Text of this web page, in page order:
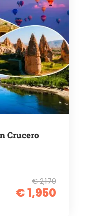
Crucero
€ 2,170
€ 1,950